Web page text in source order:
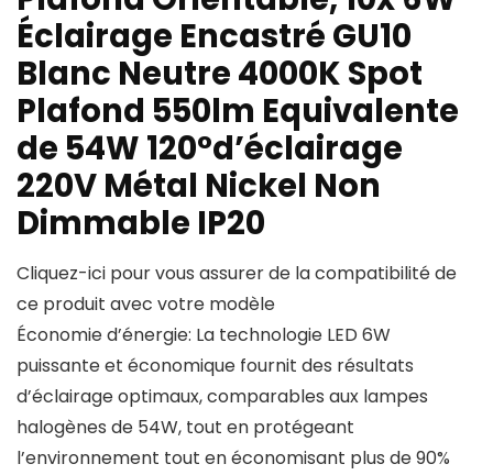
Éclairage Encastré GU10
Blanc Neutre 4000K Spot
Plafond 550lm Equivalente
de 54W 120°d’éclairage
220V Métal Nickel Non
Dimmable IP20
Cliquez-ici pour vous assurer de la compatibilité de
ce produit avec votre modèle
Économie d’énergie: La technologie LED 6W
puissante et économique fournit des résultats
d’éclairage optimaux, comparables aux lampes
halogènes de 54W, tout en protégeant
l’environnement tout en économisant plus de 90%